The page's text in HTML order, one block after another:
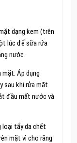
dạng kem (trên
lúc để sữa rửa
nước.
mặt. Áp dụng
sau khi rửa mặt.
đầu mất nước và
loại tẩy da chết
mặt vì cho rằng